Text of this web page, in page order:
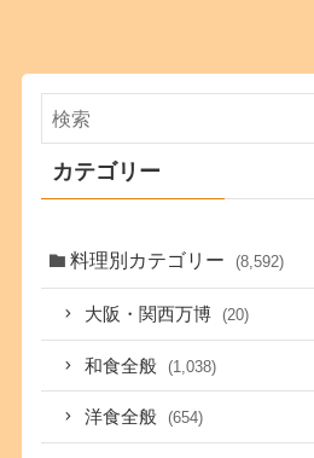
カテゴリー
料理別カテゴリー (8,592)
大阪・関西万博 (20)
和食全般 (1,038)
洋食全般 (654)